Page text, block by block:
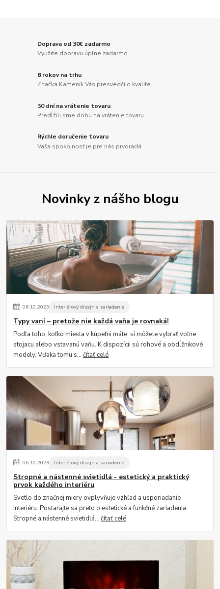
Doprava od 30€ zadarmo
Využite dopravu úplne zadarmo
8 rokov na trhu
Značka Kameník Vás presvedčí o kvalite
30 dní na vrátenie tovaru
Predĺžili sme dobu na vrátenie tovaru
Rýchle doručenie tovaru
Vaša spokojnosť je pre nás prvoradá
Novinky z nášho blogu
06.10.2023 Interiérový dizajn a zariadenie
Typy vaní – pretože nie každá vaňa je rovnaká!
Podľa toho, koľko miesta v kúpeľni máte, si môžete vybrať voľne
stojacu alebo vstavanú vaňu. K dispozícii sú rohové a obdĺžnikové
modely. Vďaka tomu s...čítať celé
06.10.2023 Interiérový dizajn a zariadenie
Stropné a nástenné svietidlá - estetický a praktický
prvok každého interiéru
Svetlo do značnej miery ovplyvňuje vzhľad a usporiadanie
interiéru. Postarajte sa preto o estetické a funkčné zariadenia.
Stropné a nástenné svietidlá...čítať celé